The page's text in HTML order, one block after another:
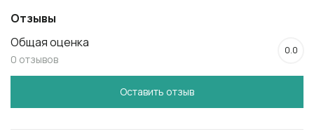
Отзывы
0.0
Общая оценка
0 отзывов
Оставить отзыв